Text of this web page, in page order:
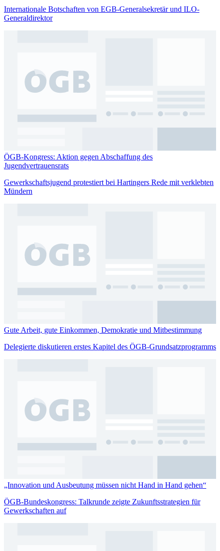
Internationale Botschaften von EGB-Generalsekretär und ILO-
Generaldirektor
ÖGB-Kongress: Aktion gegen Abschaffung des
Jugendvertrauensrats
Gewerkschaftsjugend protestiert bei Hartingers Rede mit verklebten
Mündern
Gute Arbeit, gute Einkommen, Demokratie und Mitbestimmung
Delegierte diskutieren erstes Kapitel des ÖGB-Grundsatzprogramms
„Innovation und Ausbeutung müssen nicht Hand in Hand gehen“
ÖGB-Bundeskongress: Talkrunde zeigte Zukunftsstrategien für
Gewerkschaften auf